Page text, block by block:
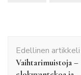
selaus
Edellinen artikkeli
Vaihtarimuistoja –